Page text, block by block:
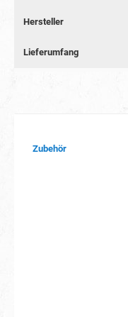
Hersteller
Lieferumfang
Produktgalerie überspringen
Zubehör